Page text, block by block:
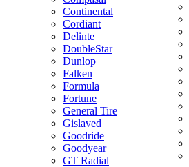
Continental
Cordiant
Delinte
DoubleStar
Dunlop
Falken
Formula
Fortune
General Tire
Gislaved
Goodride
Goodyear
GT Radial